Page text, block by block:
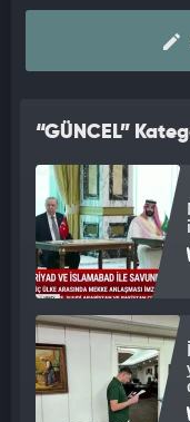
Ayşenur’un lise
mücadelesinin içinde
merhameti onu oraya
sessiz kaldı ama o
“GÜNCEL”